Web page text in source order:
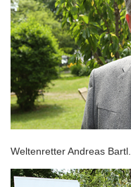
Weltenretter Andreas Bartl.